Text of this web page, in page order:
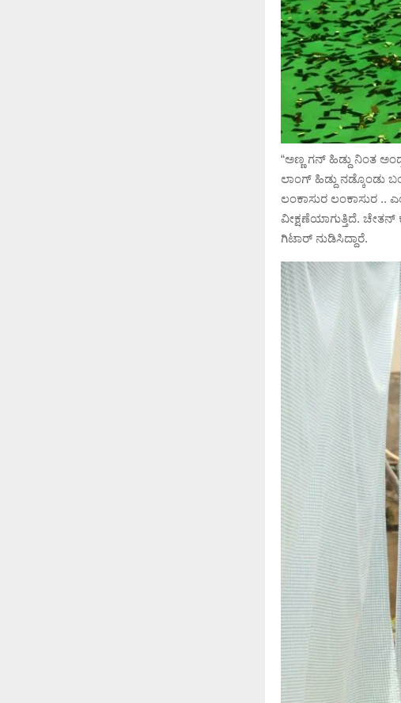
“ಅಣ್ಣ ಗನ್ ಹಿಡ್ದು ನಿಂತ
ಲಾಂಗ್ ಹಿಡ್ದು ನಡ್ಕೊಂಡು
ಲಂಕಾಸುರ ಲಂಕಾಸುರ ..
ವೀಕ್ಷಣೆಯಾಗುತ್ತಿದೆ.
ಗಿಟಾರ್ ನುಡಿಸಿದ್ದಾರೆ.